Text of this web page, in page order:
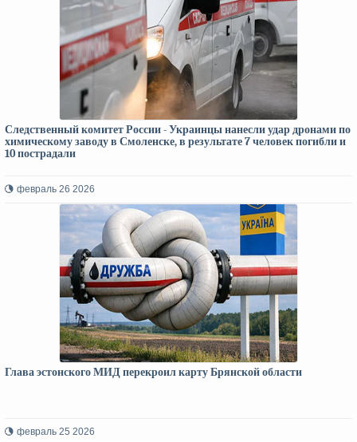
Следственный комитет России - Украинцы нанесли удар дронами по
химическому заводу в Смоленске, в результате 7 человек погибли и
10 пострадали
февраль 26 2026
Глава эстонского МИД перекроил карту Брянской области
февраль 25 2026